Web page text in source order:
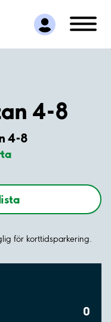
4-8
4-8
för korttidsparkering.
0